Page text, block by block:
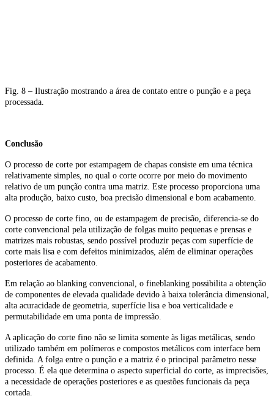
Fig. 8 – Ilustração mostrando a área de contato entre o punção e a peça
processada.
Conclusão
O processo de corte por estampagem de chapas consiste em uma técnica
relativamente simples, no qual o corte ocorre por meio do movimento
relativo de um punção contra uma matriz. Este processo proporciona uma
alta produção, baixo custo, boa precisão dimensional e bom acabamento.
O processo de corte fino, ou de estampagem de precisão, diferencia-se do
corte convencional pela utilização de folgas muito pequenas e prensas e
matrizes mais robustas, sendo possível produzir peças com superfície de
corte mais lisa e com defeitos minimizados, além de eliminar operações
posteriores de acabamento.
Em relação ao blanking convencional, o fineblanking possibilita a obtenção
de componentes de elevada qualidade devido à baixa tolerância dimensional,
alta acuracidade de geometria, superfície lisa e boa verticalidade e
permutabilidade em uma ponta de impressão.
A aplicação do corte fino não se limita somente às ligas metálicas, sendo
utilizado também em polímeros e compostos metálicos com interface bem
definida. A folga entre o punção e a matriz é o principal parâmetro nesse
processo. É ela que determina o aspecto superficial do corte, as imprecisões,
a necessidade de operações posteriores e as questões funcionais da peça
cortada.